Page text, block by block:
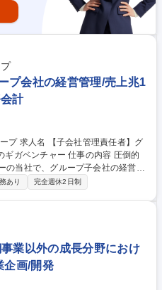
プ会社の経営管理/売上兆1
計
者】グ
ー 仕事の内容 圧倒的
の当社で、グループ子会社の経営管
まざまな規模の子会社があるため適
の検討）■財務戦略（調達方針の
務（タックスプランニングの策
の策定）■PMIのガバナンス構築■シ
あり 完全週休2日制
業以外の成長分野におけ
企画/開発